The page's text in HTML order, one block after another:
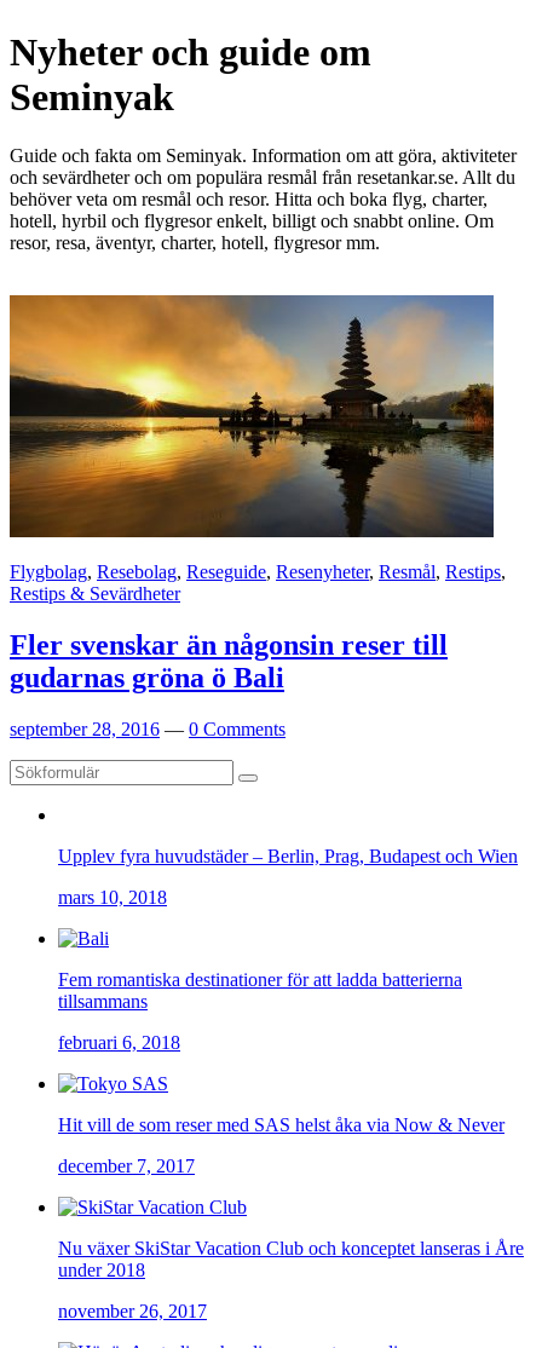
Nyheter och guide om
Seminyak
Guide och fakta om Seminyak. Information om att göra, aktiviteter
och sevärdheter och om populära resmål från resetankar.se. Allt du
behöver veta om resmål och resor. Hitta och boka flyg, charter,
hotell, hyrbil och flygresor enkelt, billigt och snabbt online. Om
resor, resa, äventyr, charter, hotell, flygresor mm.
Flygbolag, Resebolag, Reseguide, Resenyheter, Resmål, Restips,
Restips & Sevärdheter
Fler svenskar än någonsin reser till
gudarnas gröna ö Bali
september 28, 2016 — 0 Comments
Upplev fyra huvudstäder – Berlin, Prag, Budapest och Wien
mars 10, 2018
Fem romantiska destinationer för att ladda batterierna
tillsammans
februari 6, 2018
Hit vill de som reser med SAS helst åka via Now & Never
december 7, 2017
Nu växer SkiStar Vacation Club och konceptet lanseras i Åre
under 2018
november 26, 2017